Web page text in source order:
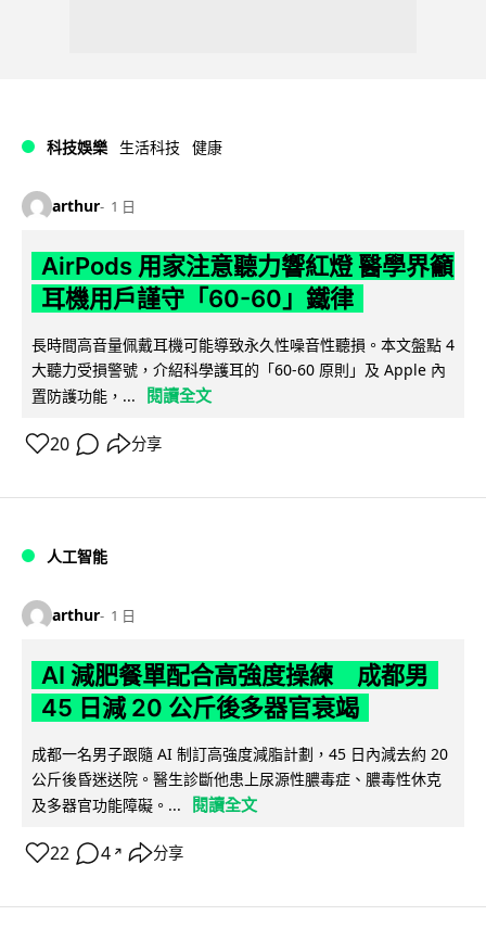
科技娛樂 生活科技 健康
arthur 1 日
AirPods 用家注意聽力響紅燈 醫學界籲
耳機用戶謹守「60-60」鐵律
長時間高音量佩戴耳機可能導致永久性噪音性聽損。本文盤點 4
大聽力受損警號，介紹科學護耳的「60-60 原則」及 Apple 內
置防護功能，...
閱讀全文
20 分享
人工智能
arthur 1 日
AI 減肥餐單配合高強度操練 成都男
45 日減 20 公斤後多器官衰竭
成都一名男子跟隨 AI 制訂高強度減脂計劃，45 日內減去約 20
公斤後昏迷送院。醫生診斷他患上尿源性膿毒症、膿毒性休克
及多器官功能障礙。...
閱讀全文
22 4 ↗ 分享